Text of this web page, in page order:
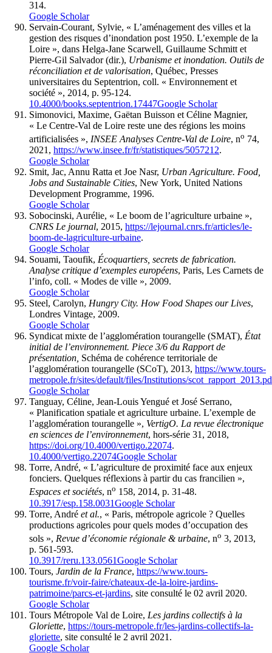
314.
Google Scholar
Servain-Courant, Sylvie, « L’aménagement des villes et la
gestion des risques d’inondation post 1950. L’exemple de la
Loire », dans Helga-Jane Scarwell, Guillaume Schmitt et
Pierre-Gil Salvador (dir.), Urbanisme et inondation. Outils de
réconciliation et de valorisation, Québec, Presses
universitaires du Septentrion, coll. « Environnement et
société », 2014, p. 95-124.
10.4000/books.septentrion.17447Google Scholar
Simonovici, Maxime, Gaëtan Buisson et Céline Magnier,
« Le Centre-Val de Loire reste une des régions les moins
artificialisées », INSEE Analyses Centre-Val de Loire, no 74,
2021, https://www.insee.fr/fr/statistiques/5057212.
Google Scholar
Smit, Jac, Annu Ratta et Joe Nasr, Urban Agriculture. Food,
Jobs and Sustainable Cities, New York, United Nations
Development Programme, 1996.
Google Scholar
Sobocinski, Aurélie, « Le boom de l’agriculture urbaine »,
CNRS Le journal, 2015, https://lejournal.cnrs.fr/articles/le-
boom-de-lagriculture-urbaine.
Google Scholar
Souami, Taoufik, Écoquartiers, secrets de fabrication.
Analyse critique d’exemples européens, Paris, Les Carnets de
l’info, coll. « Modes de ville », 2009.
Google Scholar
Steel, Carolyn, Hungry City. How Food Shapes our Lives,
Londres Vintage, 2009.
Google Scholar
Syndicat mixte de l’agglomération tourangelle (SMAT), État
initial de l’environnement. Piece 3/6 du Rapport de
présentation, Schéma de cohérence territoriale de
l’agglomération tourangelle (SCoT), 2013, https://www.tours-
metropole.fr/sites/default/files/Institutions/
Google Scholar
Tanguay, Céline, Jean-Louis Yengué et José Serrano,
« Planification spatiale et agriculture urbaine. L’exemple de
l’agglomération tourangelle », VertigO. La revue électronique
en sciences de l’environnement, hors-série 31, 2018,
https://doi.org/10.4000/vertigo.22074.
10.4000/vertigo.22074Google Scholar
Torre, André, « L’agriculture de proximité face aux enjeux
fonciers. Quelques réflexions à partir du cas francilien »,
Espaces et sociétés, no 158, 2014, p. 31-48.
10.3917/esp.158.0031Google Scholar
Torre, André et al., « Paris, métropole agricole ? Quelles
productions agricoles pour quels modes d’occupation des
sols », Revue d’économie régionale & urbaine, no 3, 2013,
p. 561-593.
10.3917/reru.133.0561Google Scholar
Tours, Jardin de la France, https://www.tours-
tourisme.fr/voir-faire/chateaux-de-la-loire-jardins-
patrimoine/parcs-et-jardins, site consulté le 02 avril 2020.
Google Scholar
Tours Métropole Val de Loire, Les jardins collectifs à la
Gloriette, https://tours-metropole.fr/les-jardins-collectifs-la-
gloriette, site consulté le 2 avril 2021.
Google Scholar